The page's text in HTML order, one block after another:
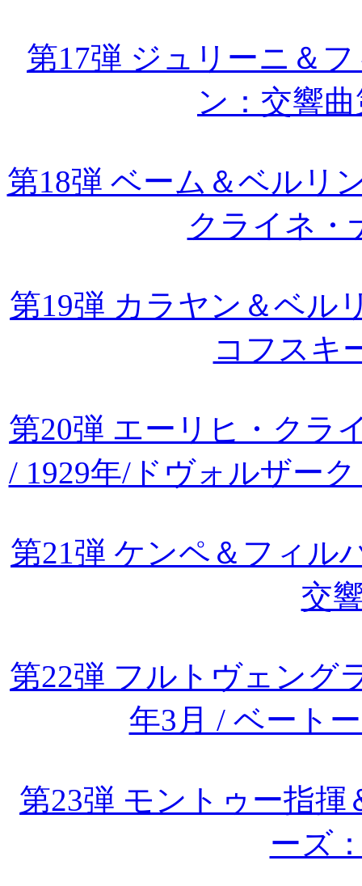
第17弾 ジュリーニ＆
ン：交響
第18弾 ベーム＆ベルリ
クライネ・
第19弾 カラヤン＆ベル
コフスキ
第20弾 エーリヒ・クラ
/ 1929年/ドヴォルザー
第21弾 ケンペ＆フィル
交
第22弾 フルトヴェング
年3月 / ベート
第23弾 モントゥー指
ーズ